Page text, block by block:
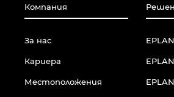
Компания
За нас
Кариера
Местоположения
Украйна
Унгария